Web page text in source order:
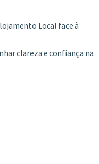
Local face à
clareza e confiança na